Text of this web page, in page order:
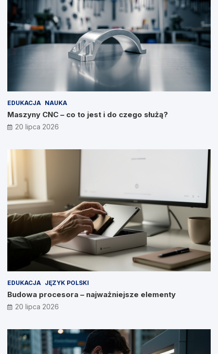
EDUKACJA NAUKA
Maszyny CNC – co to jest i do czego służą?
20 lipca 2026
EDUKACJA JĘZYK POLSKI
Budowa procesora – najważniejsze elementy
20 lipca 2026